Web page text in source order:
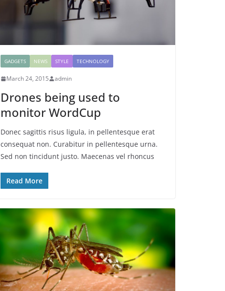
GADGETS NEWS STYLE TECHNOLOGY
March 24, 2015 admin
Drones being used to
monitor WordCup
Donec sagittis risus ligula, in pellentesque erat
consequat non. Curabitur in pellentesque urna.
Sed non tincidunt justo. Maecenas vel rhoncus
Read More